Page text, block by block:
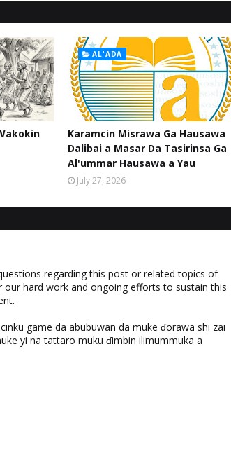
AL'ADA
Karamcin Misrawa Ga Hausawa
Dalibai a Masar Da Tasirinsa Ga
Al'ummar Hausawa a Yau
July 27, 2026
regarding this post or related topics of
hard work and ongoing efforts to sustain this
game da abubuwan da muke ɗorawa shi zai
yi na tattaro muku ɗimbin ilimummuka a